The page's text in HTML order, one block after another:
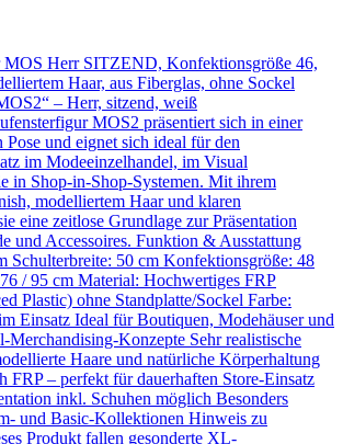
– Herr, sitzend, weiß
MOS2 präsentiert sich in einer
Pose und eignet sich ideal für den
im Modeeinzelhandel, im Visual
in Shop-in-Shop-Systemen. Mit ihrem
modelliertem Haar und klaren
eine zeitlose Grundlage zur Präsentation
und Accessoires. Funktion & Ausstattung
Schulterbreite: 50 cm Konfektionsgröße: 48
/ 95 cm Material: Hochwertiges FRP
Plastic) ohne Standplatte/Sockel Farbe:
Einsatz Ideal für Boutiquen, Modehäuser und
Merchandising-Konzepte Sehr realistische
Haare und natürliche Körperhaltung
FRP – perfekt für dauerhaften Store-Einsatz
inkl. Schuhen möglich Besonders
und Basic-Kollektionen Hinweis zu
Produkt fallen gesonderte XL-